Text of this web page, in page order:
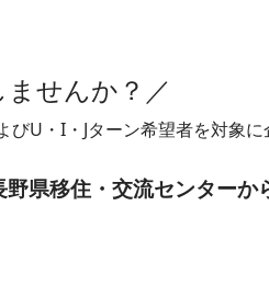
せんか？ ／
U・I・Jターン希望者を対象に
野県移住・交流センターか